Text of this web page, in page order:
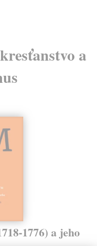
a
1776) a jeho